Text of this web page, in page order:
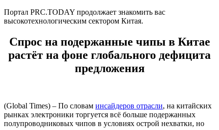
Портал PRC.TODAY продолжает знакомить вас
высокотехнологическим сектором Китая.
Спрос на подержанные чипы в Китае
растёт на фоне глобального дефицита
предложения
(Global Times) – По словам инсайдеров отрасли, на китайских
рынках электроники торгуется всё больше подержанных
полупроводниковых чипов в условиях острой нехватки, но